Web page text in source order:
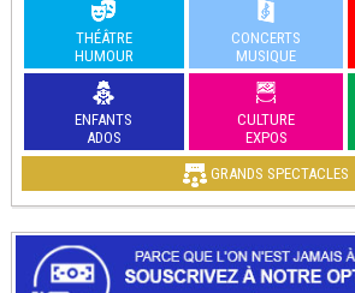
THÉÂTRE
HUMOUR
CONCERTS
MUSIQUE
ENFANTS
ADOS
CULTURE
EXPOS
GRANDS SPECTACLES